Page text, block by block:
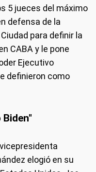
5 jueces del máximo
defensa de la
para definir la
CABA y le pone
Ejecutivo
definieron como
elogió en su